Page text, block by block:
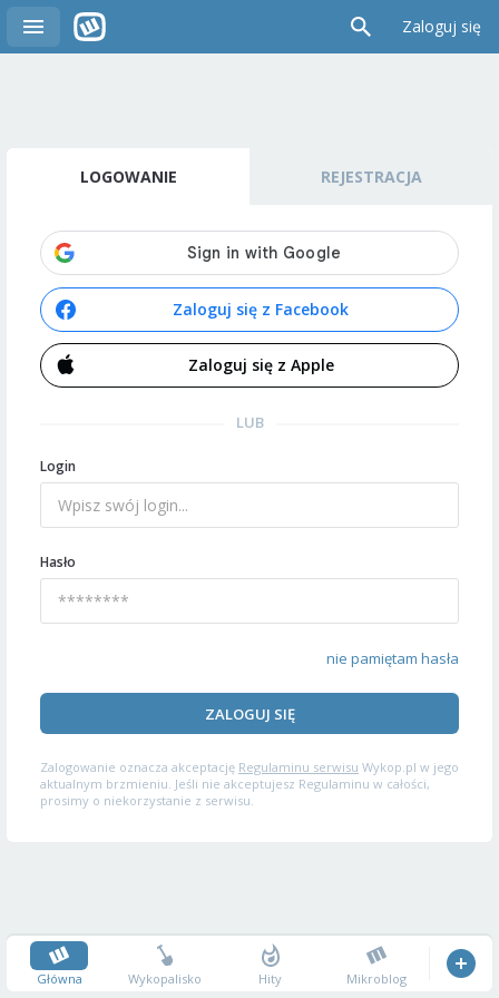
Zaloguj się
LOGOWANIE REJESTRACJA
Zaloguj się z Facebook
Zaloguj się z Apple
LUB
Login
Hasło
nie pamiętam hasła
ZALOGUJ SIĘ
Zalogowanie oznacza akceptację Regulaminu serwisu Wykop.pl w jego
aktualnym brzmieniu. Jeśli nie akceptujesz Regulaminu w całości,
prosimy o niekorzystanie z serwisu.
Główna Wykopalisko Hity Mikroblog